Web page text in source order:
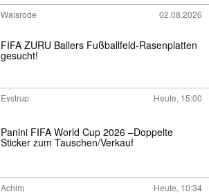
Walsrode 02.08.2026
FIFA ZURU Ballers Fußballfeld-Rasenplatten
gesucht!
Eystrup Heute, 15:00
Panini FIFA World Cup 2026 –Doppelte
Sticker zum Tauschen/Verkauf
Achim Heute, 10:34